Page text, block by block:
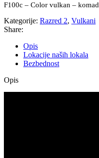
F100c – Color vulkan – komad
Kategorije: Razred 2, Vulkani
Share:
Opis
Lokacije naših lokala
Bezbednost
Opis